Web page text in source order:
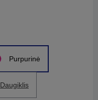
Purpurinė
Daugiklis